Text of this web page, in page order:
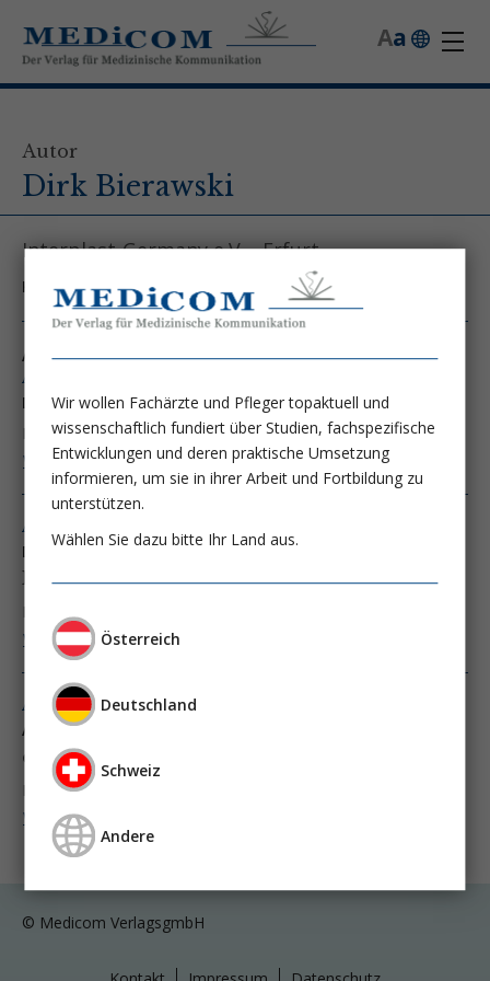
a
A
Autor
Dirk Bierawski
Interplast-Germany e.V. - Erfurt,
Kontakt unter: dirk.bierawski@helios-kliniken.de
Autor von folgenden Artikeln:
Ausgabe 2/10
Dünne Luft: Mit Interplast in Bolivien
Dirk Bierawski
Dr. Diana Bierawski
Weiter lesen ...
Ausgabe 3/10
Dünne Luft
Mit Interplast in Bolivien
Weiter lesen ...
Ausgabe 3/10
Air raréfié:
en Bolivie avec Interplast
Dirk Bierawski
Weiter lesen ...
© Medicom VerlagsgmbH
Wir wollen Fachärzte und Pfleger topaktuell und
wissenschaftlich fundiert über Studien, fachspezifische
Entwicklungen und deren praktische Umsetzung
informieren, um sie in ihrer Arbeit und Fortbildung zu
unterstützen.
Wählen Sie dazu bitte Ihr Land aus.
Österreich
Deutschland
Schweiz
Andere